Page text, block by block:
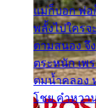
แม่ก็บอก พ่อ
พลั้งไปใครจ
ตามสนอง จึ
ตระหนัก เพ
ตมน้ำคลอง
โชย คำหวา